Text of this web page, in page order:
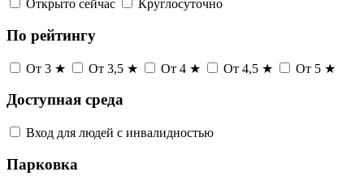
Открыто сейчас Круглосуточно
По рейтингу
От 3 ★ От 3,5 ★ От 4 ★ От 4,5 ★ От 5 ★
Доступная среда
Вход для людей с инвалидностью
Парковка